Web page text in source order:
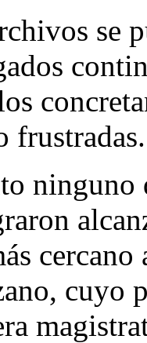
se
frustradas.
ninguno
cuyo